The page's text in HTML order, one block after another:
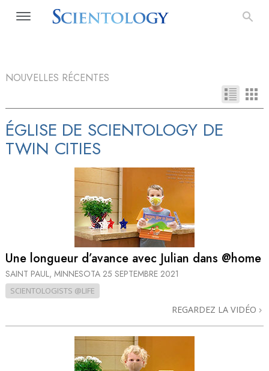
NOUVELLES RÉCENTES
ÉGLISE DE SCIENTOLOGY DE
TWIN CITIES
Une longueur d’avance avec Julian dans @home
SAINT PAUL, MINNESOTA 25 SEPTEMBRE 2021
SCIENTOLOGISTS @LIFE
REGARDEZ LA VIDÉO